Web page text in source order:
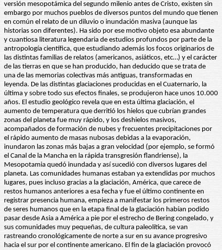
versión mesopotámica del segundo milenio antes de Cristo, existen sin
embargo por muchos pueblos de diversos puntos del mundo que tienen
en común el relato de un diluvio o inundación masiva (aunque las
historias son diferentes). Ha sido por ese motivo objeto esa abundante
y cuantiosa literatura legendaria de estudios profundos por parte de la
antropología científica, que estudiando además los focos originarios de
las distintas familias de relatos (americanos, asiáticos, etc…) y el carácter
de las tierras en que se han producido, han deducido que se trata de
una de las memorias colectivas más antiguas, transformadas en
leyenda. De las distintas glaciaciones producidas en el Cuaternario, la
última y sobre todo sus efectos finales, se produjeron hace unos 10.000
años. El estudio geológico revela que en esta última glaciación, el
aumento de temperatura que derritió los hielos que cubrían grandes
zonas del planeta fue muy rápido, y los deshielos masivos,
acompañados de formación de nubes y frecuentes precipitaciones por
el rápido aumento de masas nubosas debidas a la evaporación,
inundaron las zonas más bajas a gran velocidad (por ejemplo, se formó
el Canal de la Mancha en la rápida transgresión flandriense), la
Mesopotamia quedó inundada y así sucedió con diversos lugares del
planeta. Las comunidades humanas estaban ya extendidas por muchos
lugares, pues incluso gracias a la glaciación, América, que carece de
restos humanos anteriores a esa fecha y fue el último continente en
registrar presencia humana, empieza a manifestar los primeros restos
de seres humanos que en la etapa final de la glaciación habían podido
pasar desde Asia a América a pie por el estrecho de Bering congelado, y
sus comunidades muy pequeñas, de cultura paleolítica, se van
rastreando cronológicamente de norte a sur en su avance progresivo
hacia el sur por el continente americano. El fin de la glaciación provocó